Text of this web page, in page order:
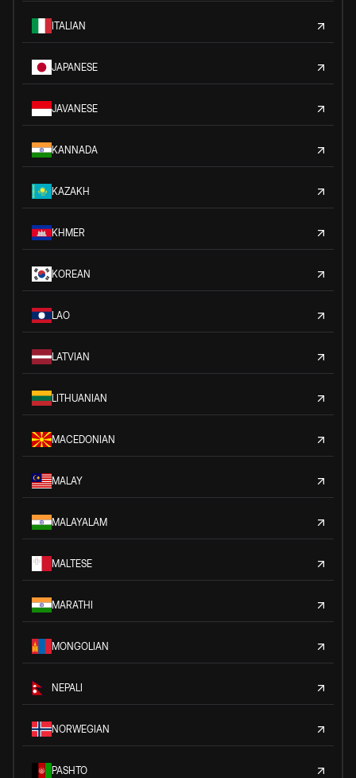
ITALIAN
JAPANESE
JAVANESE
KANNADA
KAZAKH
KHMER
KOREAN
LAO
LATVIAN
LITHUANIAN
MACEDONIAN
MALAY
MALAYALAM
MALTESE
MARATHI
MONGOLIAN
NEPALI
NORWEGIAN
PASHTO